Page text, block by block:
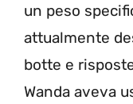
un peso
attualmente
botte e
Wanda aveva